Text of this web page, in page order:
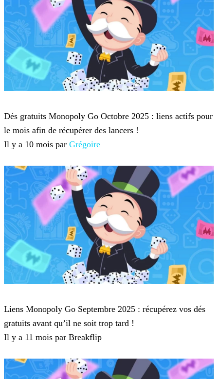
Dés gratuits Monopoly Go Octobre 2025 : liens actifs pour
le mois afin de récupérer des lancers !
Il y a 10 mois par Grégoire
Liens Monopoly Go Septembre 2025 : récupérez vos dés
gratuits avant qu’il ne soit trop tard !
Il y a 11 mois par Breakflip